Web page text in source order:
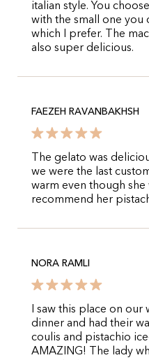
italian style. You
with the small one you
which I prefer. The
also super delicious.
FAEZEH RAVANBAKHSH
The gelato was
we were the last
warm even though she
recommend her
NORA RAMLI
I saw this place on
dinner and had their
coulis and pistachio
AMAZING! The lady